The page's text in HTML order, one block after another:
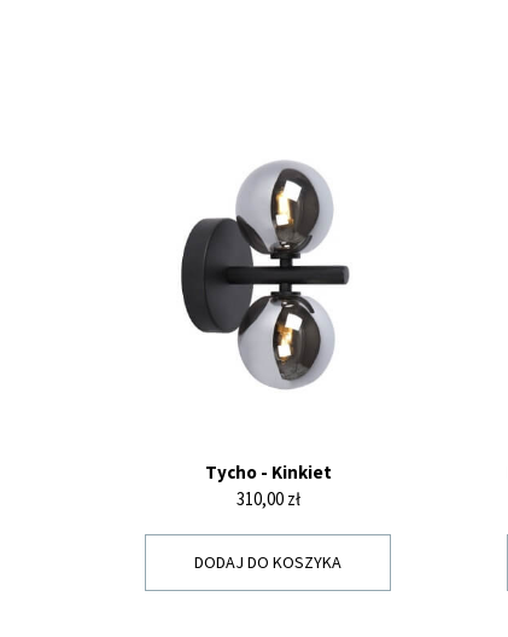
Tycho - Kinkiet
Cena
310,00 zł
DODAJ DO KOSZYKA